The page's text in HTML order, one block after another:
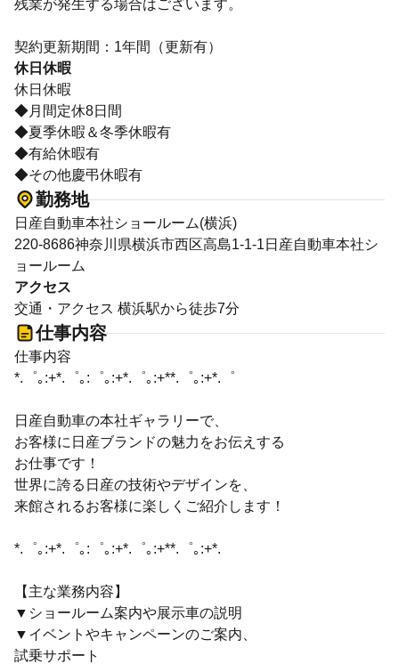
残業が発生する場合はございます。
契約更新期間：1年間（更新有）
休日休暇
休日休暇
◆月間定休8日間
◆夏季休暇＆冬季休暇有
◆有給休暇有
◆その他慶弔休暇有
勤務地
日産自動車本社ショールーム(横浜)
220-8686神奈川県横浜市西区高島1-1-1日産自動車本社シ
ョールーム
アクセス
交通・アクセス 横浜駅から徒歩7分
仕事内容
仕事内容
*.゜｡:+*.゜｡:゜｡:+*.゜｡:+**.゜｡:+*.゜
日産自動車の本社ギャラリーで、
お客様に日産ブランドの魅力をお伝えする
お仕事です！
世界に誇る日産の技術やデザインを、
来館されるお客様に楽しくご紹介します！
*.゜｡:+*.゜｡:゜｡:+*.゜｡:+**.゜｡:+*.
【主な業務内容】
▼ショールーム案内や展示車の説明
▼イベントやキャンペーンのご案内、
試乗サポート